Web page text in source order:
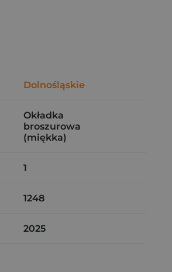
Dolnośląskie
Okładka
broszurowa
(miękka)
1
1248
2025